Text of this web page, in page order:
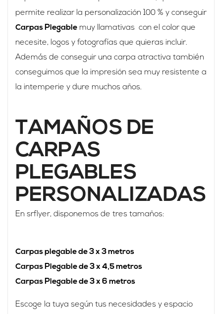
permite realizar la personalización 100 % y conseguir
Carpas Plegable muy llamativas con el color que
necesite, logos y fotografías que quieras incluir.
Además de conseguir una carpa atractiva también
conseguimos que la impresión sea muy resistente a
la intemperie y dure muchos años.
TAMAÑOS DE
CARPAS
PLEGABLES
PERSONALIZADAS
En srflyer, disponemos de tres tamaños:
Carpas plegable de 3 x 3 metros
Carpas Plegable de 3 x 4,5 metros
Carpas Plegable de 3 x 6 metros
Escoge la tuya según tus necesidades y espacio